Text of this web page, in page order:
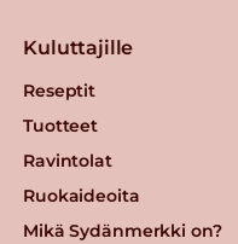
Kuluttajille
Reseptit
Tuotteet
Ravintolat
Ruokaideoita
Mikä Sydänmerkki on?